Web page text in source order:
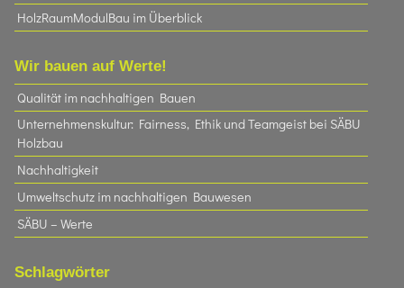
HolzRaumModulBau im Überblick
Wir bauen auf Werte!
Qualität im nachhaltigen Bauen
Unternehmenskultur: Fairness, Ethik und Teamgeist bei SÄBU
Holzbau​
Nachhaltigkeit
Umweltschutz im nachhaltigen Bauwesen
SÄBU – Werte
Schlagwörter